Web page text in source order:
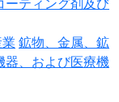
鉱物、金属、鉱
器、および医療機